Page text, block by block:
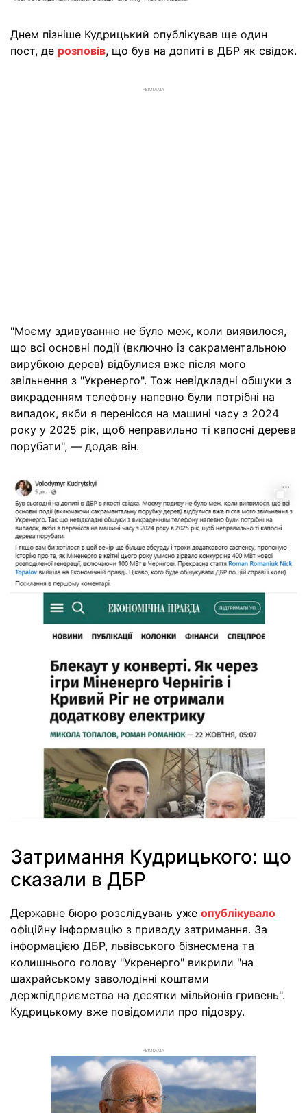
Днем пізніше Кудрицький опублікував ще один
пост, де розповів, що був на допиті в ДБР як свідок.
РЕКЛАМА
"Моєму здивуванню не було меж, коли виявилося,
що всі основні події (включно із сакраментальною
вирубкою дерев) відбулися вже після мого
звільнення з "Укренерго". Тож невідкладні обшуки з
викраденням телефону напевно були потрібні на
випадок, якби я перенісся на машині часу з 2024
року у 2025 рік, щоб неправильно ті капосні дерева
порубати", — додав він.
Затримання Кудрицького: що
сказали в ДБР
Державне бюро розслідувань уже опублікувало
офіційну інформацію з приводу затримання. За
інформацією ДБР, львівського бізнесмена та
колишнього голову "Укренерго" викрили "на
шахрайському заволодінні коштами
держпідприємства на десятки мільйонів гривень".
Кудрицькому вже повідомили про підозру.
РЕКЛАМА